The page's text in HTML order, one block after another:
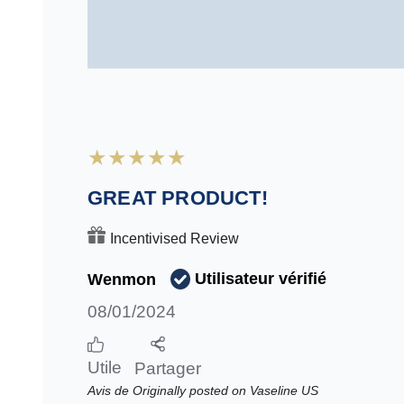
GREAT PRODUCT!
Incentivised Review
Wenmon Utilisateur vérifié
08/01/2024
Utile Partager
Avis de Originally posted on Vaseline US